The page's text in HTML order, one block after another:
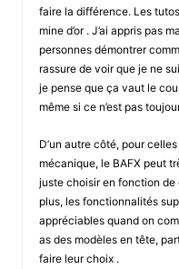
faire la différence. Les tutos
mine d’or . J’ai appris pas
personnes démontrer
rassure de voir que je ne
je pense que ça vaut le
même si ce n’est pas
D’un autre côté, pour
mécanique, le BAFX peut
juste choisir en fonction de
plus, les fonctionnalités
appréciables quand on
as des modèles en tête,
faire leur choix .